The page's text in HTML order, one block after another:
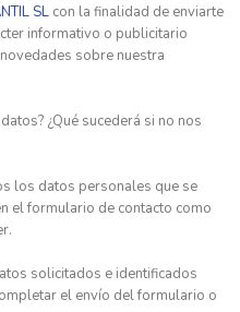
SL con la finalidad de enviarte
informativo o publicitario
sobre nuestra
¿Qué sucederá si no nos
los datos personales que se
el formulario de contacto como
solicitados e identificados
el envío del formulario o